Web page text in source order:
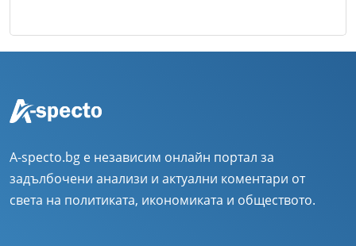
A-specto.bg е независим онлайн портал за
задълбочени анализи и актуални коментари от
света на политиката, икономиката и обществото.